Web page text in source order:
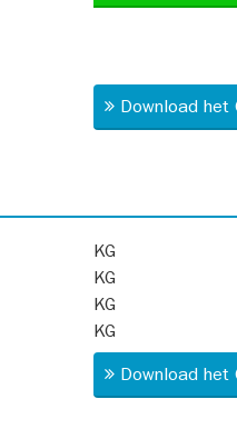
Download
KG
KG
KG
KG
Download